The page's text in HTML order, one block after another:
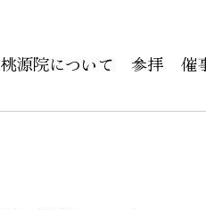
桃源院について 参拝 催